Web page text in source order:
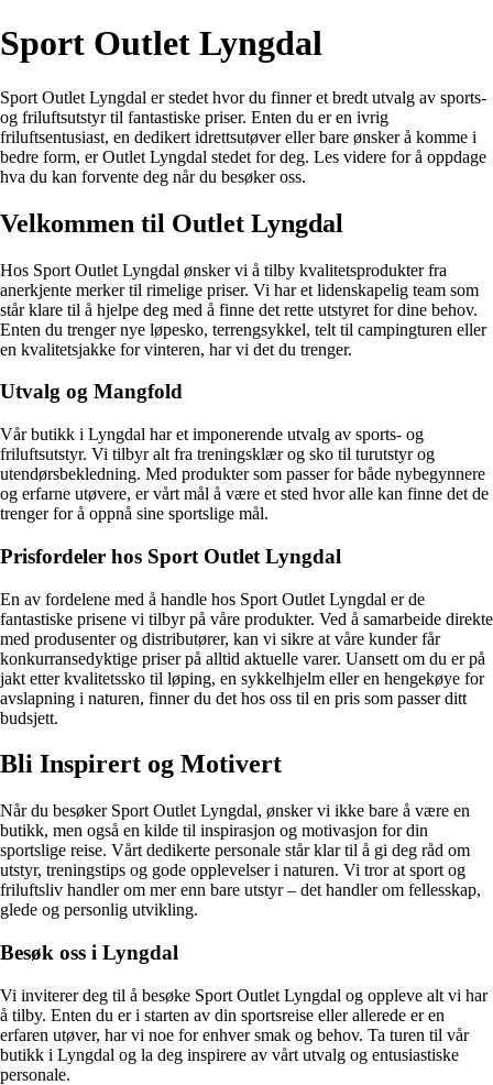
Sport Outlet Lyngdal
Sport Outlet Lyngdal er stedet hvor du finner et bredt utvalg av sports-
og friluftsutstyr til fantastiske priser. Enten du er en ivrig
friluftsentusiast, en dedikert idrettsutøver eller bare ønsker å komme i
bedre form, er Outlet Lyngdal stedet for deg. Les videre for å oppdage
hva du kan forvente deg når du besøker oss.
Velkommen til Outlet Lyngdal
Hos Sport Outlet Lyngdal ønsker vi å tilby kvalitetsprodukter fra
anerkjente merker til rimelige priser. Vi har et lidenskapelig team som
står klare til å hjelpe deg med å finne det rette utstyret for dine behov.
Enten du trenger nye løpesko, terrengsykkel, telt til campingturen eller
en kvalitetsjakke for vinteren, har vi det du trenger.
Utvalg og Mangfold
Vår butikk i Lyngdal har et imponerende utvalg av sports- og
friluftsutstyr. Vi tilbyr alt fra treningsklær og sko til turutstyr og
utendørsbekledning. Med produkter som passer for både nybegynnere
og erfarne utøvere, er vårt mål å være et sted hvor alle kan finne det de
trenger for å oppnå sine sportslige mål.
Prisfordeler hos Sport Outlet Lyngdal
En av fordelene med å handle hos Sport Outlet Lyngdal er de
fantastiske prisene vi tilbyr på våre produkter. Ved å samarbeide direkte
med produsenter og distributører, kan vi sikre at våre kunder får
konkurransedyktige priser på alltid aktuelle varer. Uansett om du er på
jakt etter kvalitetssko til løping, en sykkelhjelm eller en hengekøye for
avslapning i naturen, finner du det hos oss til en pris som passer ditt
budsjett.
Bli Inspirert og Motivert
Når du besøker Sport Outlet Lyngdal, ønsker vi ikke bare å være en
butikk, men også en kilde til inspirasjon og motivasjon for din
sportslige reise. Vårt dedikerte personale står klar til å gi deg råd om
utstyr, treningstips og gode opplevelser i naturen. Vi tror at sport og
friluftsliv handler om mer enn bare utstyr – det handler om fellesskap,
glede og personlig utvikling.
Besøk oss i Lyngdal
Vi inviterer deg til å besøke Sport Outlet Lyngdal og oppleve alt vi har
å tilby. Enten du er i starten av din sportsreise eller allerede er en
erfaren utøver, har vi noe for enhver smak og behov. Ta turen til vår
butikk i Lyngdal og la deg inspirere av vårt utvalg og entusiastiske
personale.